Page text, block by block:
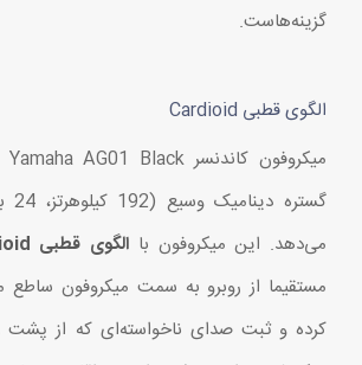
گزینه‌هاست.
الگوی قطبی Cardioid
می‌دهد. این میکروفون با الگوی قطبی cardioid
مستقیما از روبرو به سمت میکروفون
کرده و ثبت صدای ناخواسته‌ای که از